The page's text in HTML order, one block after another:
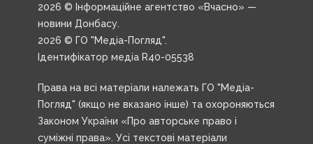
2026 © Інформаційне агентство «Вчасно» —
новини Донбасу.
2026 © ГО "Медіа-Погляд".
Ідентифікатор медіа R40-05538
Права на всі матеріали належать ГО "Медіа-
Погляд" (якщо не вказано інше) та охороняються
Законом України «Про авторське право і
суміжні права». Усі текстові матеріали